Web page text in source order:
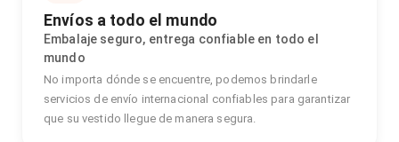
Envíos a todo el mundo
Embalaje seguro, entrega confiable en todo el
mundo
No importa dónde se encuentre, podemos brindarle
servicios de envío internacional confiables para garantizar
que su vestido llegue de manera segura.